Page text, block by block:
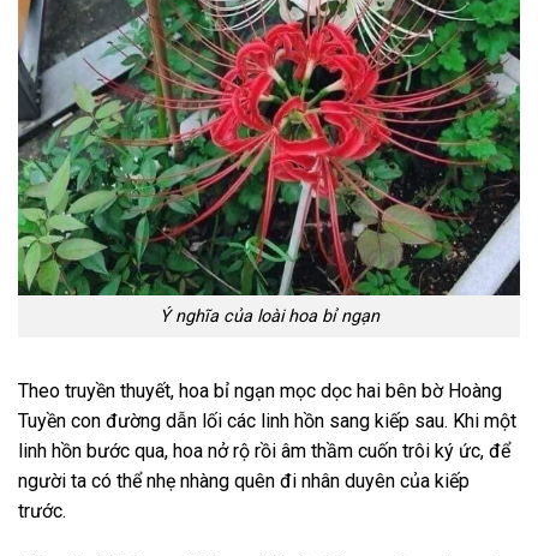
Ý nghĩa của loài hoa bỉ ngạn
Theo truyền thuyết, hoa bỉ ngạn mọc dọc hai bên bờ Hoàng
Tuyền con đường dẫn lối các linh hồn sang kiếp sau. Khi một
linh hồn bước qua, hoa nở rộ rồi âm thầm cuốn trôi ký ức, để
người ta có thể nhẹ nhàng quên đi nhân duyên của kiếp
trước.
Trần Mạnh Tiền
0908*******Đặt hàng thành công
7phút trước